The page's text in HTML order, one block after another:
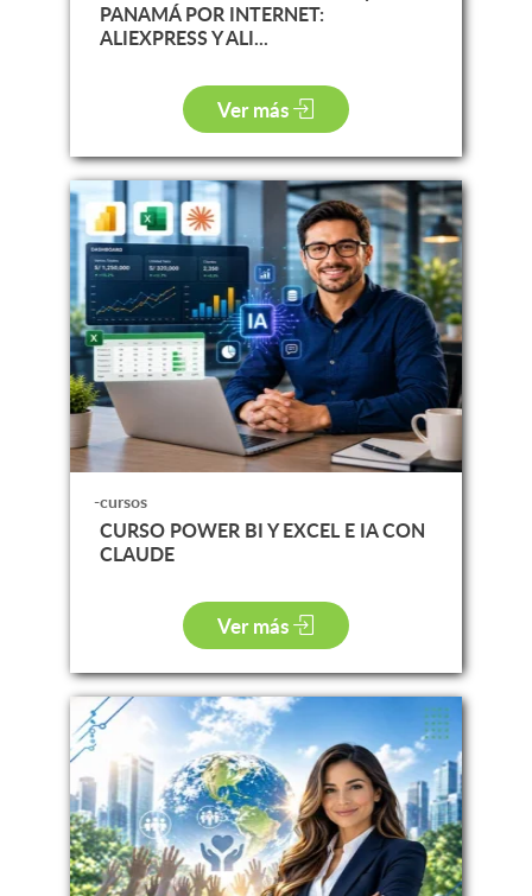
PANAMÁ POR INTERNET:
ALIEXPRESS Y ALI...
Ver más
-cursos
CURSO POWER BI Y EXCEL E IA CON
CLAUDE
Ver más